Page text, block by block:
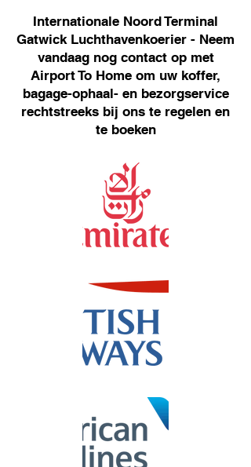
Internationale Noord Terminal
Gatwick Luchthavenkoerier - Neem
vandaag nog contact op met
Airport To Home om uw koffer,
bagage-ophaal- en bezorgservice
rechtstreeks bij ons te regelen en
te boeken